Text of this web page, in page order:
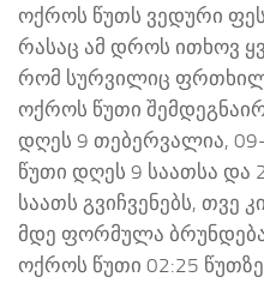
ოქროს წუთს ვედური
რასაც ამ დროს ითხოვ
რომ სურვილიც
ოქროს წუთი
დღეს 9 თებერვალია,
წუთი დღეს 9 საათსა და
საათს გვიჩვენებს, თვე
მდე ფორმულა
ოქროს წუთი 02:25